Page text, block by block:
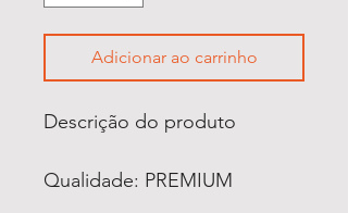
Adicionar ao carrinho
Descrição do produto
Qualidade: PREMIUM